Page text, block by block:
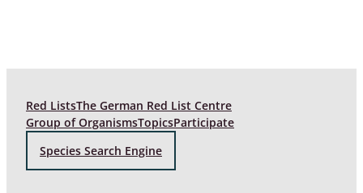
Red ListsThe German Red List Centre
Group of OrganismsTopicsParticipate
Species Search Engine